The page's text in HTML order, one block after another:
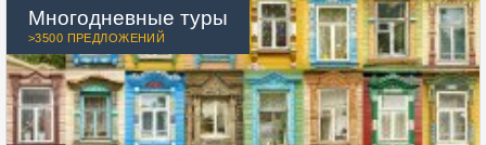
Многодневные туры
>3500 ПРЕДЛОЖЕНИЙ